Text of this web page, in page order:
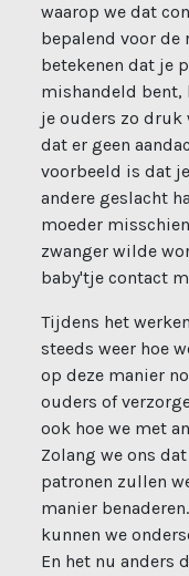
waarop we dat
bepalend voor de
betekenen dat je
mishandeld
je ouders zo druk
dat er geen
voorbeeld is dat
andere geslacht
moeder
zwanger wilde
baby'tje contact
Tijdens het
steeds weer hoe
op deze manier
ouders of
ook hoe we met
Zolang we ons
patronen zullen
manier
kunnen we
En het nu anders